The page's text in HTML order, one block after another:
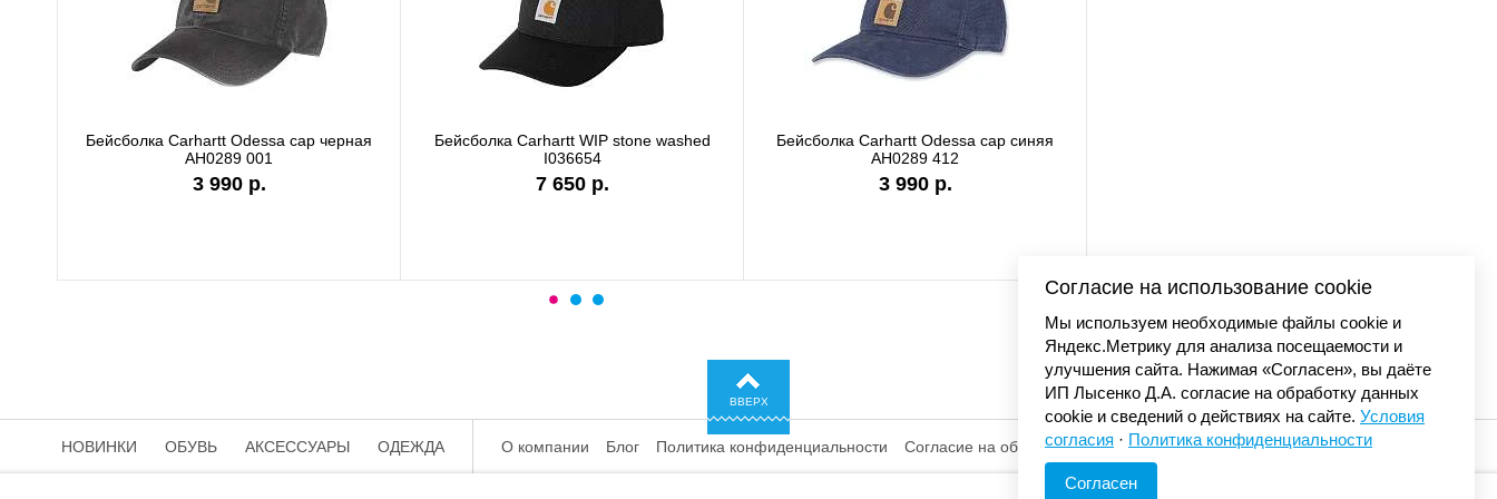
Бейсболка Carhartt Odessa cap черная
AH0289 001
3 990 р.
Бейсболка Carhartt WIP stone washed
I036654
7 650 р.
Бейсболка Carhartt Odessa cap синяя
AH0289 412
3 990 р.
ВВЕРХ
© «Элемент». 2013-2026 Все права защищены.
НОВИНКИ ОБУВЬ АКСЕССУАРЫ ОДЕЖДА О компании Блог Политика конфиденциальности Согласие на обработку
Согласие на использование cookie
Мы используем необходимые файлы cookie и
Яндекс.Метрику для анализа посещаемости и
улучшения сайта. Нажимая «Согласен», вы даёте
ИП Лысенко Д.А. согласие на обработку данных
cookie и сведений о действиях на сайте. Условия
согласия · Политика конфиденциальности
Согласен